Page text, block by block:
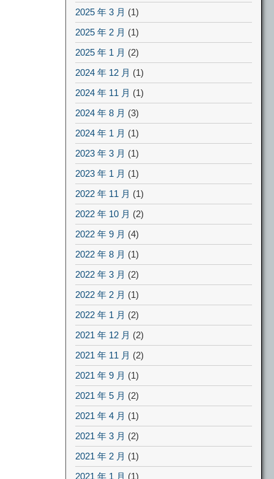
2025 年 3 月 (1)
2025 年 2 月 (1)
2025 年 1 月 (2)
2024 年 12 月 (1)
2024 年 11 月 (1)
2024 年 8 月 (3)
2024 年 1 月 (1)
2023 年 3 月 (1)
2023 年 1 月 (1)
2022 年 11 月 (1)
2022 年 10 月 (2)
2022 年 9 月 (4)
2022 年 8 月 (1)
2022 年 3 月 (2)
2022 年 2 月 (1)
2022 年 1 月 (2)
2021 年 12 月 (2)
2021 年 11 月 (2)
2021 年 9 月 (1)
2021 年 5 月 (2)
2021 年 4 月 (1)
2021 年 3 月 (2)
2021 年 2 月 (1)
2021 年 1 月 (1)